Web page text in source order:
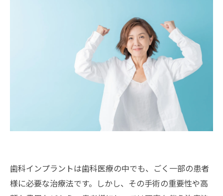
歯科インプラントは歯科医療の中でも、ごく一部の患者
様に必要な治療法です。しかし、その手術の重要性や高